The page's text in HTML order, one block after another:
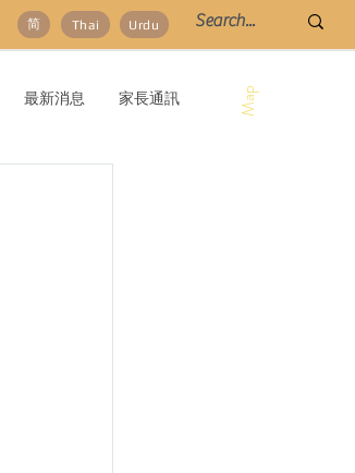
最新消息 家長通訊 Map
Urdu
Thai
简